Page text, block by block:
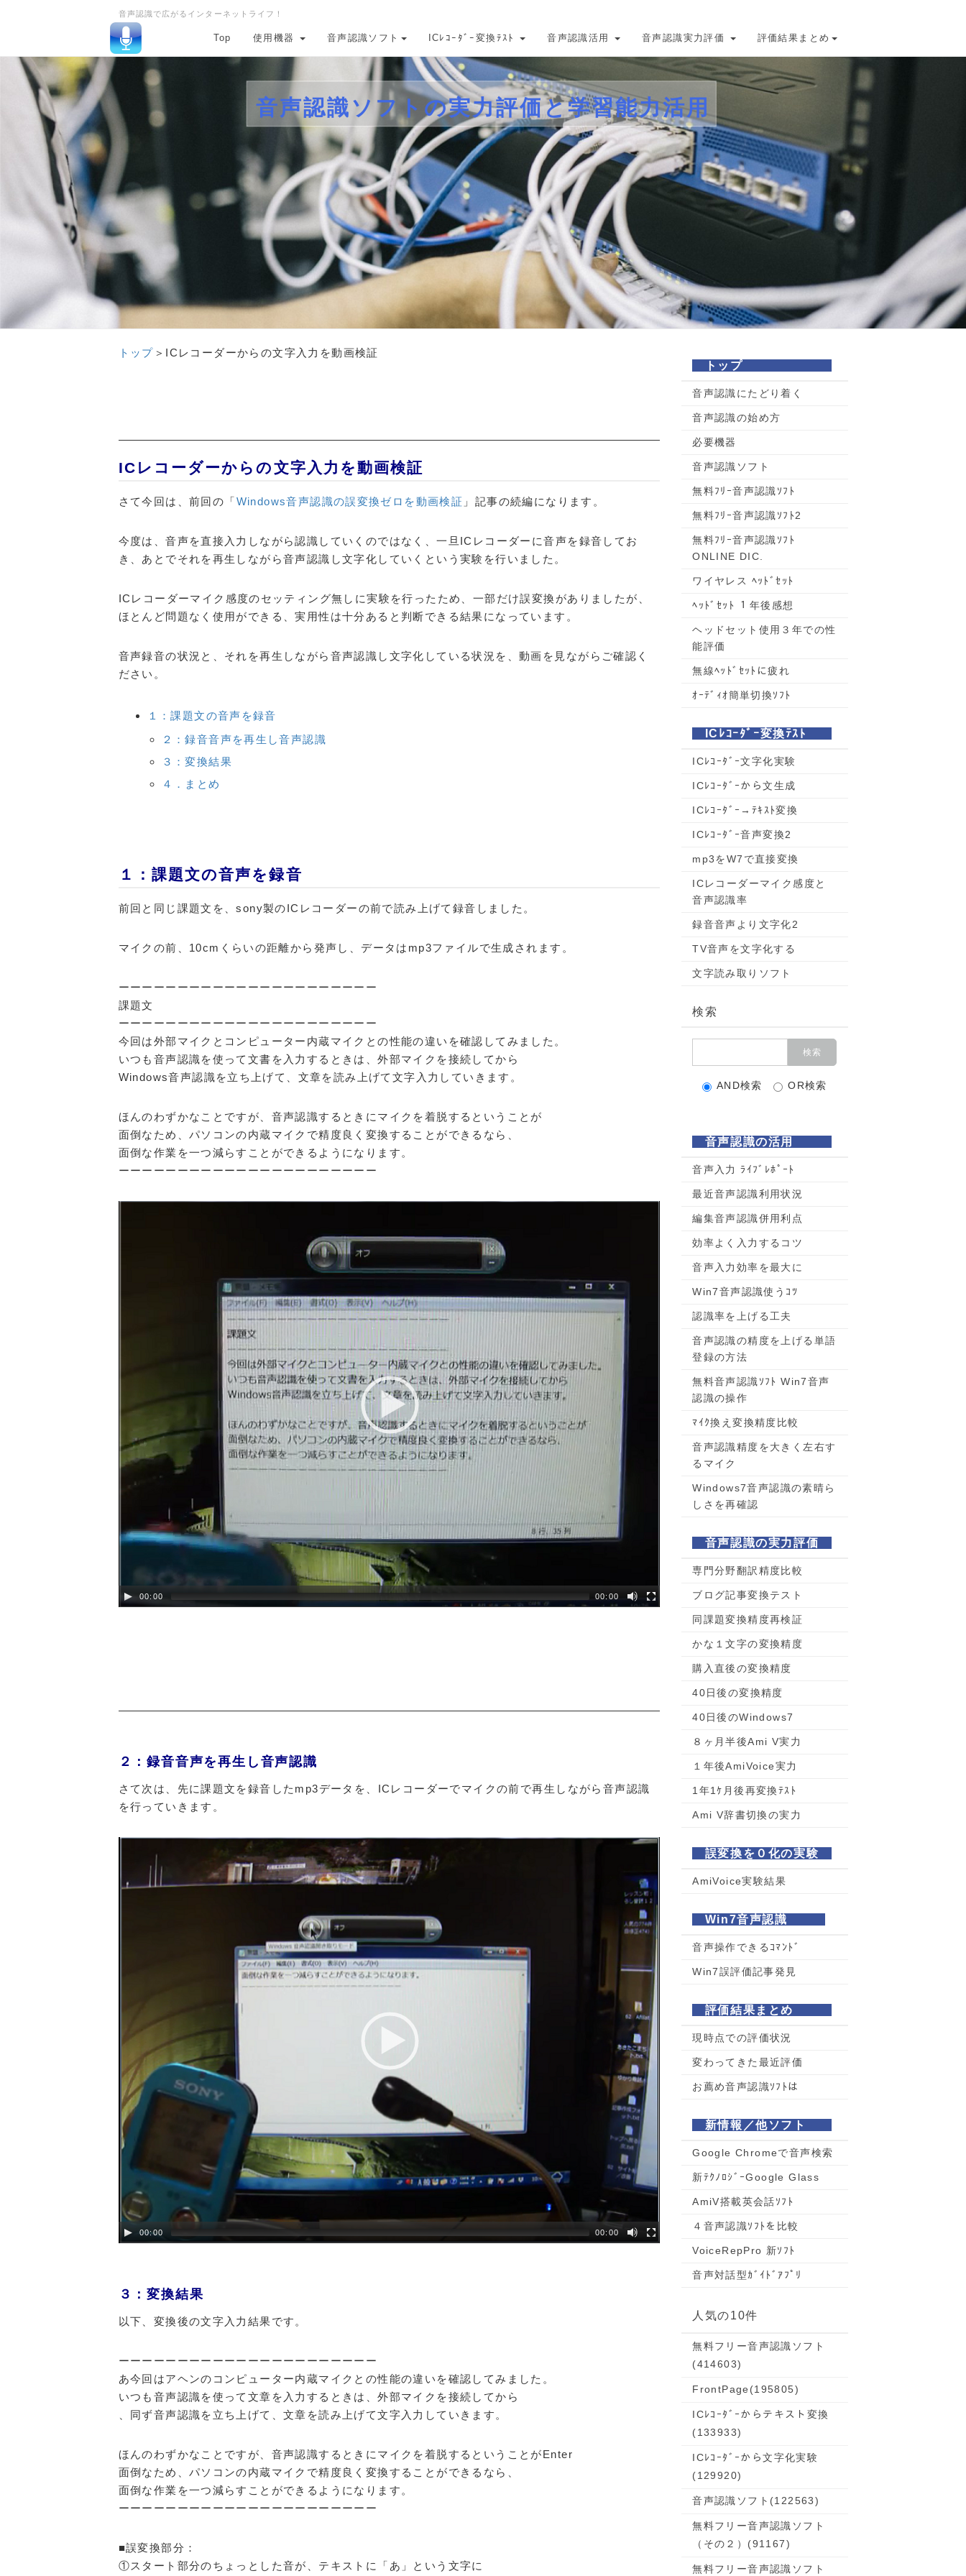
音声認識で広がるインターネットライフ！
Top 使用機器 音声認識ソフト ICﾚｺｰﾀﾞｰ変換ﾃｽﾄ 音声認識活用 音声認識実力評価 評価結果まとめ
音声認識ソフトの実力評価と学習能力活用
トップ ＞ ICレコーダーからの文字入力を動画検証
ICレコーダーからの文字入力を動画検証
さて今回は、前回の「Windows音声認識の誤変換ゼロを動画検証 」記事の続編になります。
今度は、音声を直接入力しながら認識していくのではなく、一旦ICレコーダーに音声を録音してお
き、あとでそれを再生しながら音声認識し文字化していくという実験を行いました。
ICレコーダーマイク感度のセッティング無しに実験を行ったため、一部だけ誤変換がありましたが、
ほとんど問題なく使用ができる、実用性は十分あると判断できる結果になっています。
音声録音の状況と、それを再生しながら音声認識し文字化している状況を、動画を見ながらご確認く
ださい。
１：課題文の音声を録音
２：録音音声を再生し音声認識
３：変換結果
４．まとめ
１：課題文の音声を録音
前回と同じ課題文を、sony製のICレコーダーの前で読み上げて録音しました。
マイクの前、10cmくらいの距離から発声し、データはmp3ファイルで生成されます。
ーーーーーーーーーーーーーーーーーーーーーー
課題文
ーーーーーーーーーーーーーーーーーーーーーー
今回は外部マイクとコンピューター内蔵マイクとの性能の違いを確認してみました。
いつも音声認識を使って文書を入力するときは、外部マイクを接続してから
Windows音声認識を立ち上げて、文章を読み上げて文字入力していきます。
ほんのわずかなことですが、音声認識するときにマイクを着脱するということが
面倒なため、パソコンの内蔵マイクで精度良く変換することができるなら、
面倒な作業を一つ減らすことができるようになります。
ーーーーーーーーーーーーーーーーーーーーーー
00:00 00:00
２：録音音声を再生し音声認識
さて次は、先に課題文を録音したmp3データを、ICレコーダーでマイクの前で再生しながら音声認識
を行っていきます。
00:00 00:00
３：変換結果
以下、変換後の文字入力結果です。
ーーーーーーーーーーーーーーーーーーーーーー
あ今回はアヘンのコンピューター内蔵マイクとの性能の違いを確認してみました。
いつも音声認識を使って文章を入力するときは、外部マイクを接続してから
、同ず音声認識を立ち上げて、文章を読み上げて文字入力していきます。
ほんのわずかなことですが、音声認識するときにマイクを着脱するということがEnter
面倒なため、パソコンの内蔵マイクで精度良く変換することができるなら、
面倒な作業を一つ減らすことができるようになります。
ーーーーーーーーーーーーーーーーーーーーーー
■誤変換部分：
①スタート部分のちょっとした音が、テキストに「あ」という文字に
トップ
音声認識にたどり着く
音声認識の始め方
必要機器
音声認識ソフト
無料ﾌﾘｰ音声認識ｿﾌﾄ
無料ﾌﾘｰ音声認識ｿﾌﾄ2
無料ﾌﾘｰ音声認識ｿﾌﾄ
ONLINE DIC.
ワイヤレス ﾍｯﾄﾞｾｯﾄ
ﾍｯﾄﾞｾｯﾄ １年後感想
ヘッドセット使用３年での性
能評価
無線ﾍｯﾄﾞｾｯﾄに疲れ
ｵｰﾃﾞｨｵ簡単切換ｿﾌﾄ
ICﾚｺｰﾀﾞｰ変換ﾃｽﾄ
ICﾚｺｰﾀﾞｰ文字化実験
ICﾚｺｰﾀﾞｰから文生成
ICﾚｺｰﾀﾞｰ→ﾃｷｽﾄ変換
ICﾚｺｰﾀﾞｰ音声変換2
mp3をW7で直接変換
ICレコーダーマイク感度と
音声認識率
録音音声より文字化2
TV音声を文字化する
文字読み取りソフト
検索
AND検索 OR検索
音声認識の活用
音声入力 ﾗｲﾌﾞﾚﾎﾟｰﾄ
最近音声認識利用状況
編集音声認識併用利点
効率よく入力するコツ
音声入力効率を最大に
Win7音声認識使うｺﾂ
認識率を上げる工夫
音声認識の精度を上げる単語
登録の方法
無料音声認識ｿﾌﾄ Win7音声
認識の操作
ﾏｲｸ換え変換精度比較
音声認識精度を大きく左右す
るマイク
Windows7音声認識の素晴ら
しさを再確認
音声認識の実力評価
専門分野翻訳精度比較
ブログ記事変換テスト
同課題変換精度再検証
かな１文字の変換精度
購入直後の変換精度
40日後の変換精度
40日後のWindows7
８ヶ月半後Ami V実力
１年後AmiVoice実力
1年1ｹ月後再変換ﾃｽﾄ
Ami V辞書切換の実力
誤変換を０化の実験
AmiVoice実験結果
Win7音声認識
音声操作できるｺﾏﾝﾄﾞ
Win7誤評価記事発見
評価結果まとめ
現時点での評価状況
変わってきた最近評価
お薦め音声認識ｿﾌﾄは
新情報／他ソフト
Google Chromeで音声検索
新ﾃｸﾉﾛｼﾞｰGoogle Glass
AmiV搭載英会話ｿﾌﾄ
４音声認識ｿﾌﾄを比較
VoiceRepPro 新ｿﾌﾄ
音声対話型ｶﾞｲﾄﾞｱﾌﾟﾘ
人気の10件
無料フリー音声認識ソフト
(414603)
FrontPage (195805)
ICﾚｺｰﾀﾞｰからテキスト変換
(133933)
ICﾚｺｰﾀﾞｰから文字化実験
(129920)
音声認識ソフト (122563)
無料フリー音声認識ソフト
（その２） (91167)
無料フリー音声認識ソフト